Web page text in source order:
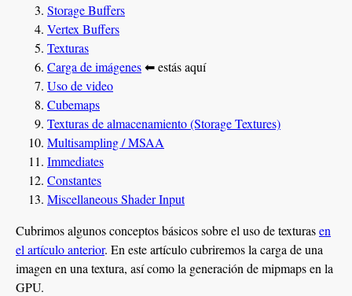
Storage Buffers
Vertex Buffers
Texturas
Carga de imágenes⬅ estás aquí
Uso de video
Cubemaps
Texturas de almacenamiento (Storage Textures)
Multisampling / MSAA
Immediates
Constantes
Miscellaneous Shader Input
Cubrimos algunos conceptos básicos sobre el uso de texturasen
el artículo anterior. En este artículo cubriremos la carga de una
imagen en una textura, así como la generación de mipmaps en la
GPU.